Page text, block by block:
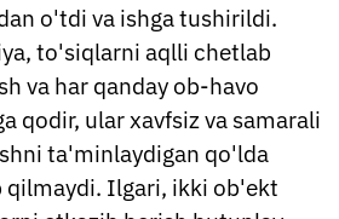
o'tdi va ishga tushirildi.
to'siqlarni aqlli chetlab
va har qanday ob-havo
qodir, ular xavfsiz va samarali
ta'minlaydigan qo'lda
qilmaydi. Ilgari, ikki ob'ekt